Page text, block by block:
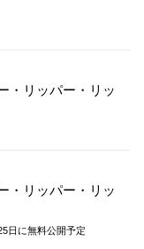
リッパー・リッ
リッパー・リッ
日 に無料公開予定